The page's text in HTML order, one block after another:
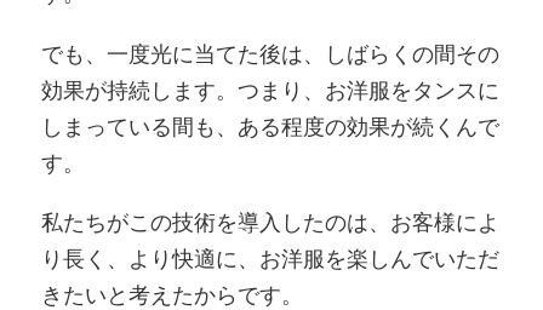
でも、一度光に当てた後は、しばらくの間その
効果が持続します。つまり、お洋服をタンスに
しまっている間も、ある程度の効果が続くんで
す。
私たちがこの技術を導入したのは、お客様によ
り長く、より快適に、お洋服を楽しんでいただ
きたいと考えたからです。